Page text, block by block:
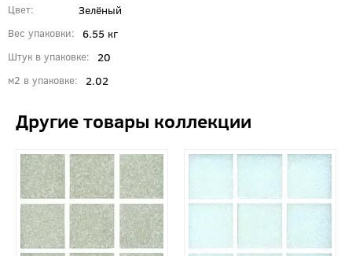
Цвет Зелёный
Вес упаковки 6.55 кг
Штук в упаковке 20
м2 в упаковке 2.02